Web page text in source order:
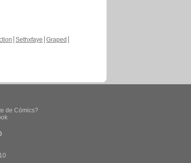
Sethxfaye Graped
de Cómics?